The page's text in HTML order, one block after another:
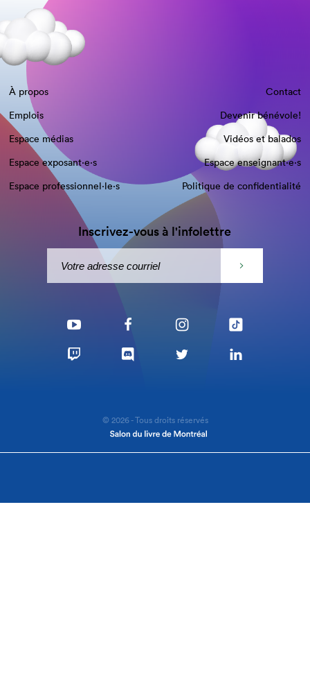
À propos
Contact
Emplois
Devenir bénévole!
Espace médias
Vidéos et balados
Espace exposant·e⋅s
Espace enseignant·e⋅s
Espace professionnel·le⋅s
Politique de confidentialité
Inscrivez-vous à l'infolettre
© 2026 - Tous droits réservés